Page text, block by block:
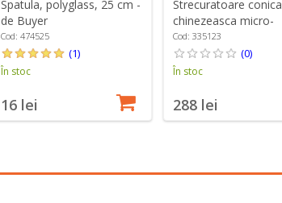
Spatula, polyglass, 25 cm -
de Buyer
Cod: 474525
(1)
În stoc
16 lei
Strecuratoare conica
chinezeasca micro-
perforata, 23 cm - de
Buyer
Cod: 335123
(0)
În stoc
288 lei